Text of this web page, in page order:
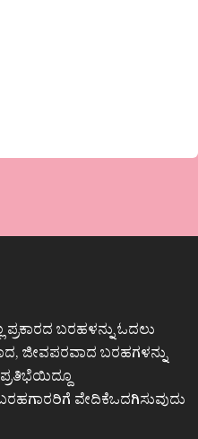
ಬರಹಳನ್ನು ಓದಲು
ಜೀವಪರವಾದ ಬರಹಗಳನ್ನು
ಪ್ರತಿಭೆಯಿದ್ದೂ
ವೇದಿಕೆಒದಗಿಸುವುದು